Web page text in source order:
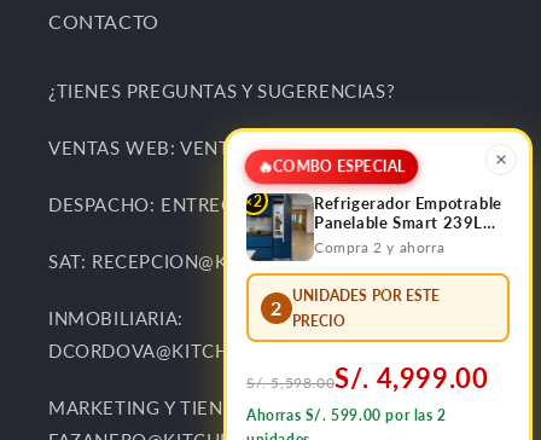
CONTACTO
¿TIENES PREGUNTAS Y SUGERENCIAS?
VENTAS WEB: VENTAS@KITCHENCENTER.PE
DESPACHO: ENTREGAS@KITCHENCENTER.PE
SAT: RECEPCION@KITCHENCENTER.PE
INMOBILIARIA:
DCORDOVA@KITCHENCENTER.PE
MARKETING Y TIENDAS:
🔥COMBO ESPECIAL
×2
Refrigerador Empotrable
Panelable Smart 239L
Bottom Frezzer FDV
Compra 2 y ahorra
2
UNIDADES POR ESTE
PRECIO
S/. 5,598.00S/. 4,999.00
Ahorras S/. 599.00 por las 2